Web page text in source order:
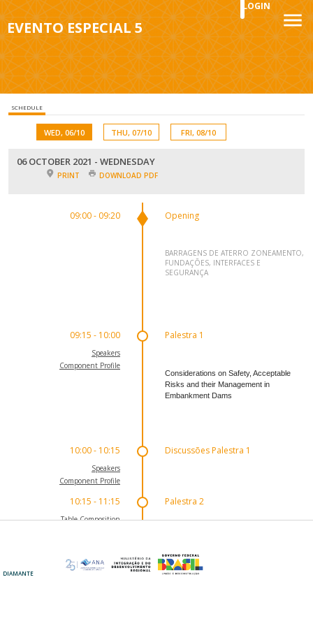
EVENTO ESPECIAL 5
LOGIN
SCHEDULE
WED, 06/10 THU, 07/10 FRI, 08/10
06 OCTOBER 2021 - WEDNESDAY
PRINT DOWNLOAD PDF
09:00 - 09:20 Opening
BARRAGENS DE ATERRO ZONEAMENTO,
FUNDAÇÕES, INTERFACES E
SEGURANÇA
09:15 - 10:00
Speakers
Component Profile
Palestra 1
Considerations on Safety, Acceptable
Risks and their Management in
Embankment Dams
10:00 - 10:15
Speakers
Component Profile
Discussões Palestra 1
10:15 - 11:15
Table Composition
Palestra 2
Barragens de Terra
DIAMANTE
OURO